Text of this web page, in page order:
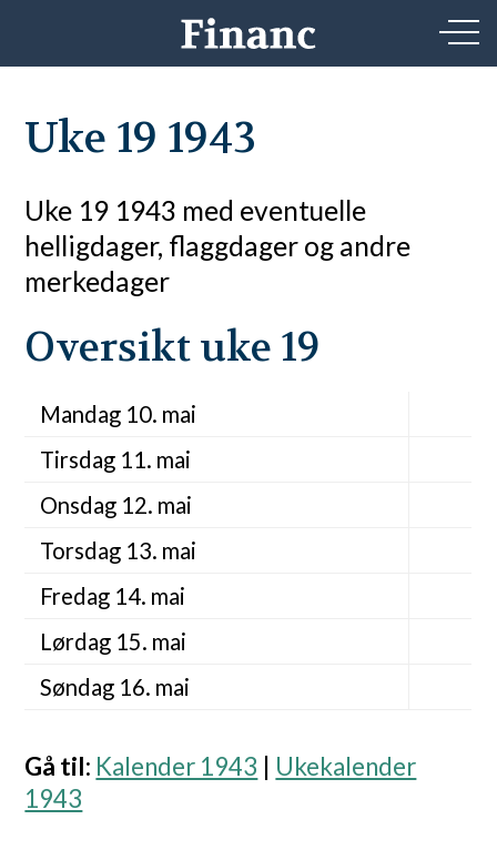
Uke 19 1943
Uke 19 1943 med eventuelle
helligdager, flaggdager og andre
merkedager
Oversikt uke 19
Mandag 10. mai
Tirsdag 11. mai
Onsdag 12. mai
Torsdag 13. mai
Fredag 14. mai
Lørdag 15. mai
Søndag 16. mai
Gå til: Kalender 1943
Ukekalender
1943